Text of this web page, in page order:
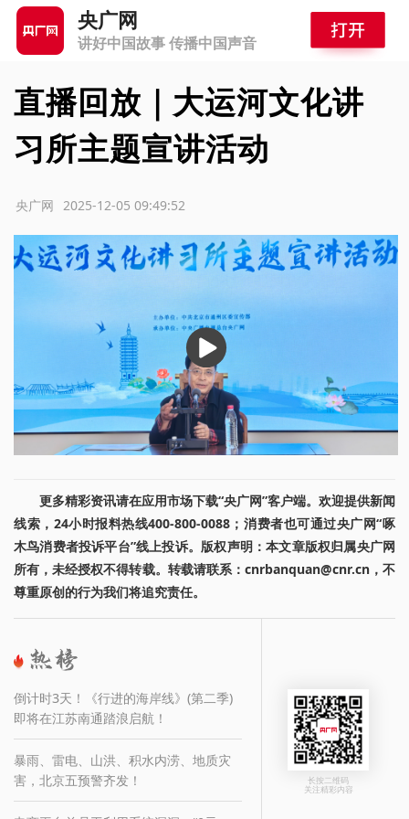
央广网
讲好中国故事 传播中国声音
直播回放｜大运河文化讲
习所主题宣讲活动
2025-12-05 09:49:52
央广网
播
放
更多精彩资讯请在应用市场下载“央广网”客户端。欢迎提供新闻
线索，24小时报料热线400-800-0088；消费者也可通过央广网“啄
木鸟消费者投诉平台”线上投诉。版权声明：本文章版权归属央广网
所有，未经授权不得转载。转载请联系：cnrbanquan@cnr.cn，不
尊重原创的行为我们将追究责任。
倒计时3天！《行进的海岸线》(第二季)
即将在江苏南通踏浪启航！
暴雨、雷电、山洪、积水内涝、地质灾
害，北京五预警齐发！
长按二维码
关注精彩内容